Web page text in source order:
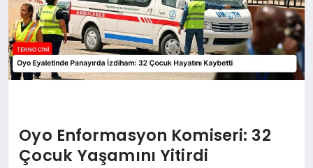
Oyo Enformasyon Komiseri: 32
Çocuk Yaşamını Yitirdi